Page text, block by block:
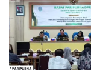
Pembentukan
Perangkat